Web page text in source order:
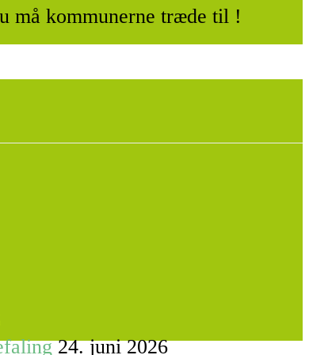
må kommunerne træde til !
24. juni 2026